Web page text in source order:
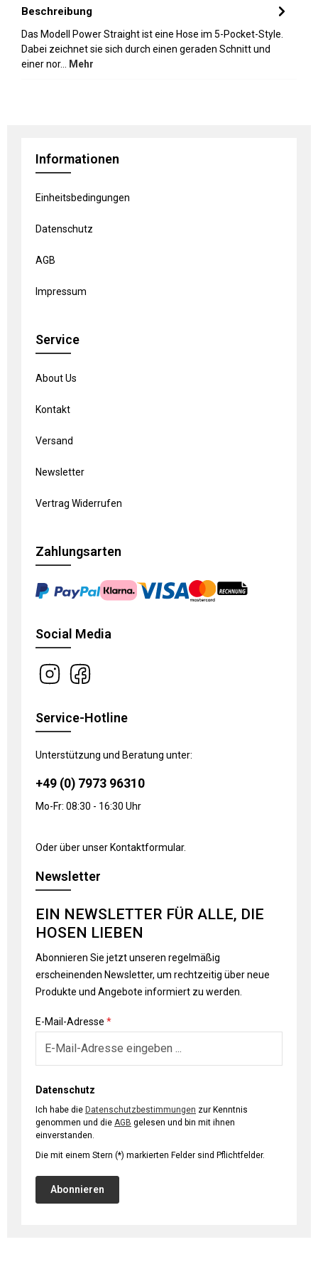
Beschreibung
Das Modell Power Straight ist eine Hose im 5-Pocket-Style.
Dabei zeichnet sie sich durch einen geraden Schnitt und
einer nor…
Mehr
Informationen
Einheitsbedingungen
Datenschutz
AGB
Impressum
Service
About Us
Kontakt
Versand
Newsletter
Vertrag Widerrufen
Zahlungsarten
Social Media
Service-Hotline
Unterstützung und Beratung unter:
+49 (0) 7973 96310
Mo-Fr: 08:30 - 16:30 Uhr
Oder über unser Kontaktformular.
Newsletter
EIN NEWSLETTER FÜR ALLE, DIE
HOSEN LIEBEN
Abonnieren Sie jetzt unseren regelmäßig
erscheinenden Newsletter, um rechtzeitig über neue
Produkte und Angebote informiert zu werden.
E-Mail-Adresse *
Datenschutz
Ich habe die Datenschutzbestimmungen
genommen und die AGB
einverstanden.
Die mit einem Stern (*) markierten Felder sind Pflichtfelder.
Abonnieren